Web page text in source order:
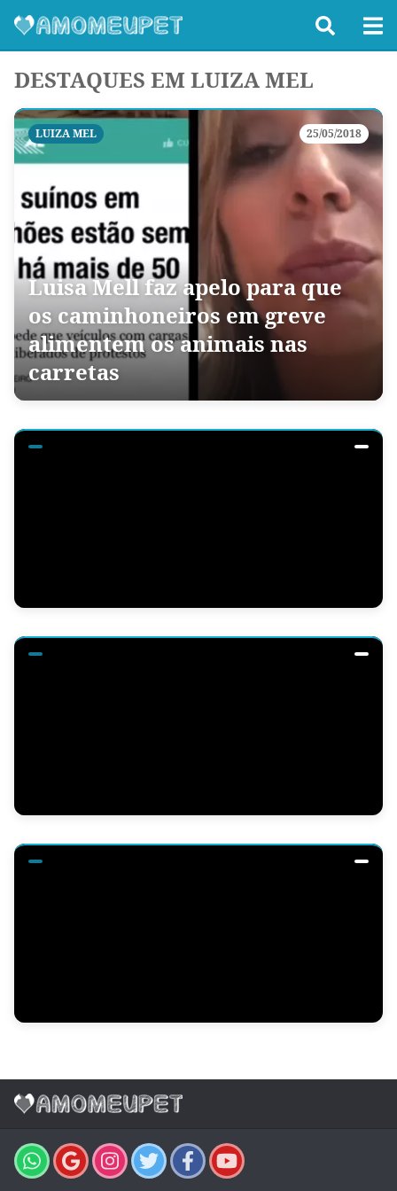
DESTAQUES EM LUIZA MEL
LUIZA MEL 25/05/2018
Luisa Mell faz apelo para que
os caminhoneiros em greve
alimentem os animais nas
carretas